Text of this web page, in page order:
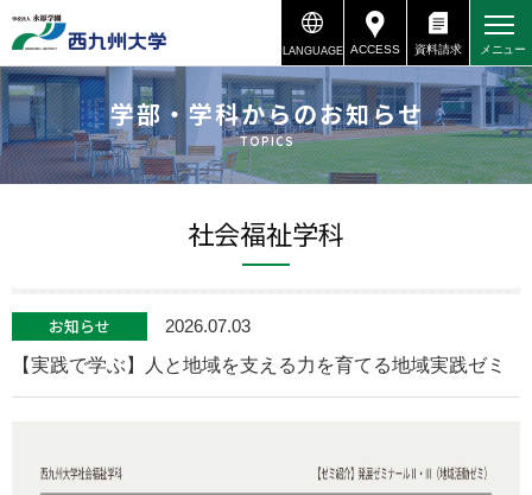
資料請求 アクセス
メニュー
LANGUAGE 資料請求
ACCESS
学部・学科からのお知らせ
TOPICS
社会福祉学科
お知らせ
2026.07.03
【実践で学ぶ】人と地域を支える力を育てる地域実践ゼミ